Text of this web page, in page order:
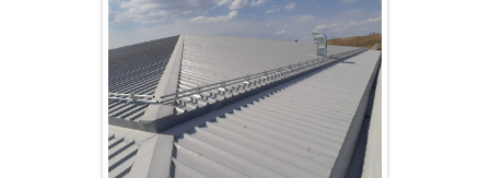
KOSGEB ÇEKME TESTİ
ÜRÜN TESCİLİ -MARKA PATENTİ
KARTUTUCU POZ
HAKKIMIZDA